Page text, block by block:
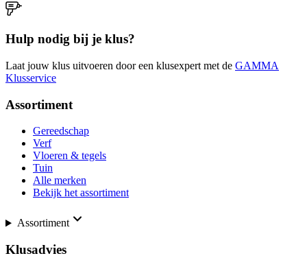
Hulp nodig bij je klus?
Laat jouw klus uitvoeren door een klusexpert met de GAMMA
Klusservice
Assortiment
Gereedschap
Verf
Vloeren & tegels
Tuin
Alle merken
Bekijk het assortiment
Assortiment
Klusadvies